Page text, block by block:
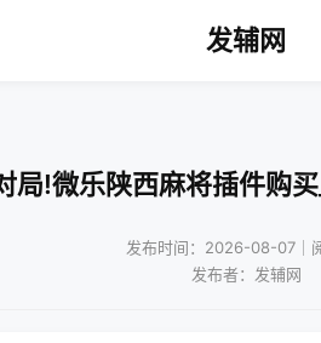
发辅网
局!微乐陕西麻将插件购
发布时间：2026-08-07｜
发布者：发辅网